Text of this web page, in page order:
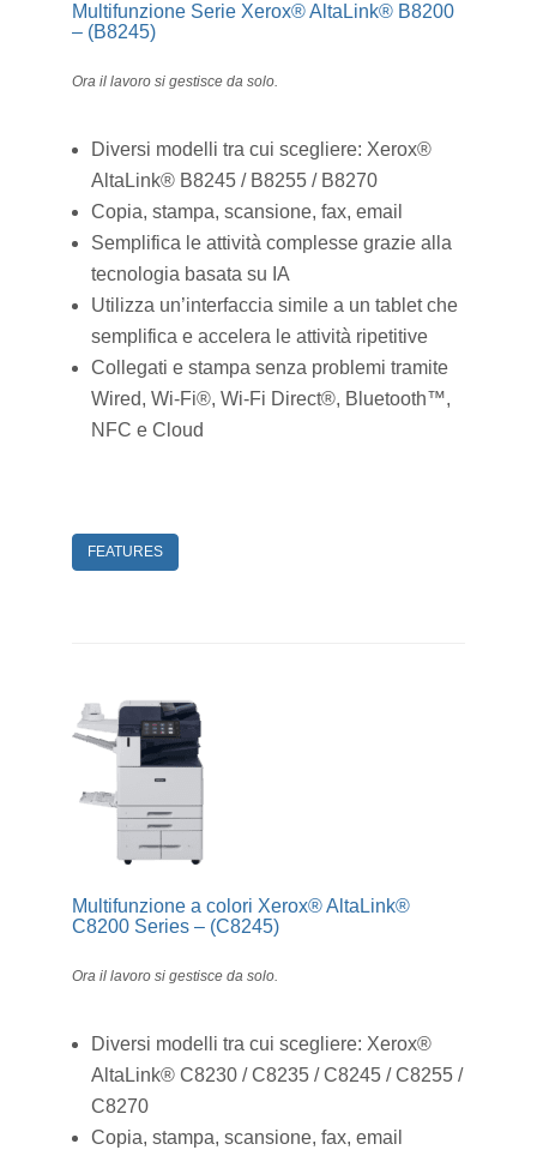
Multifunzione Serie Xerox® AltaLink® B8200
– (B8245)
Ora il lavoro si gestisce da solo.
Diversi modelli tra cui scegliere: Xerox®
AltaLink® B8245 / B8255 / B8270
Copia, stampa, scansione, fax, email
Semplifica le attività complesse grazie alla
tecnologia basata su IA
Utilizza un’interfaccia simile a un tablet che
semplifica e accelera le attività ripetitive
Collegati e stampa senza problemi tramite
Wired, Wi-Fi®, Wi-Fi Direct®, Bluetooth™,
NFC e Cloud
FEATURES
Multifunzione a colori Xerox® AltaLink®
C8200 Series – (C8245)
Ora il lavoro si gestisce da solo.
Diversi modelli tra cui scegliere: Xerox®
AltaLink® C8230 / C8235 / C8245 / C8255 /
C8270
Copia, stampa, scansione, fax, email